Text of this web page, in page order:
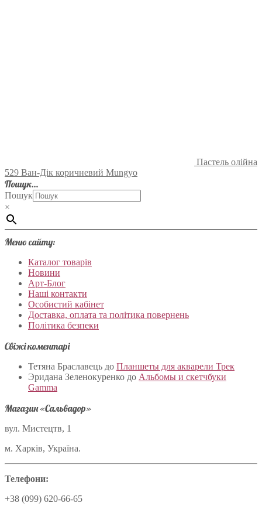
Пастель олійна
529 Ван-Дік коричневий Mungyo
Пошук…
Пошук
×
Меню сайту:
Каталог товарів
Новини
Арт-Блог
Наші контакти
Особистий кабінет
Доставка, оплата та політика повернень
Політика безпеки
Свіжі коментарі
Тетяна Браславець до Планшеты для акварели Трек
Эридана Зеленокуренко до Альбомы и скетчбуки
Gamma
Магазин «Сальвадор»
вул. Мистецтв, 1
м. Харків, Україна.
Телефони:
+38 (099) 620-66-65